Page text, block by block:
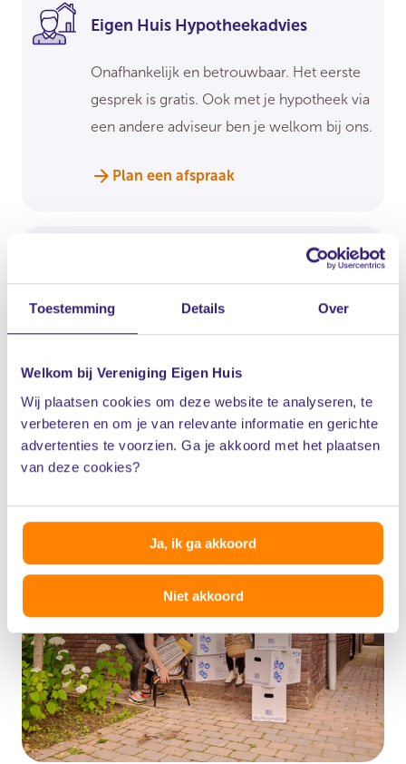
Toestemming Details Over
Welkom bij Vereniging Eigen Huis
Wij plaatsen cookies om deze website te analyseren, te
verbeteren en om je van relevante informatie en gerichte
advertenties te voorzien. Ga je akkoord met het plaatsen
van deze cookies?
Ja, ik ga akkoord
Niet akkoord
Eigen Huis Hypotheekadvies
Onafhankelijk en betrouwbaar. Het eerste
gesprek is gratis. Ook met je hypotheek via
een andere adviseur ben je welkom bij ons.
Plan een afspraak
Altijd een notaris bij jou in de buurt, met
Nationale Notaris